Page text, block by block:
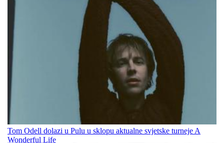
Tom Odell dolazi u Pulu u sklopu aktualne svjetske turneje A
Wonderful Life